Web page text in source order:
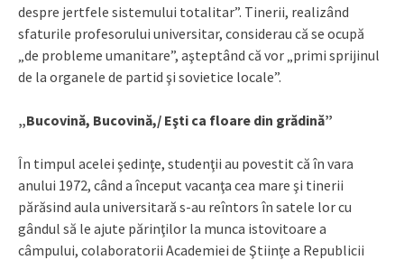
despre jertfele sistemului totalitar”. Tinerii, realizând
sfaturile profesorului universitar, considerau că se ocupă
„de probleme umanitare”, aşteptând că vor „primi sprijinul
de la organele de partid şi sovietice locale”.
„Bucovină, Bucovină,/ Eşti ca floare din grădină”
În timpul acelei şedinţe, studenţii au povestit că în vara
anului 1972, când a început vacanţa cea mare şi tinerii
părăsind aula universitară s-au reîntors în satele lor cu
gândul să le ajute părinţilor la munca istovitoare a
câmpului, colaboratorii Academiei de Ştiinţe a Republicii